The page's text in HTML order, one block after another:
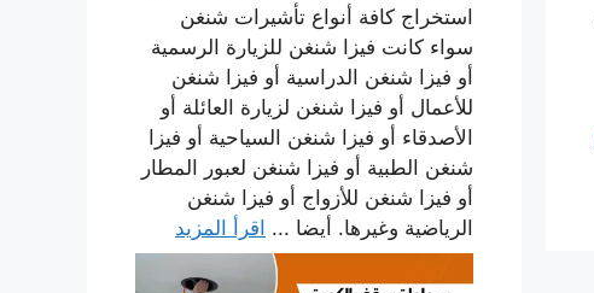
استخراج كافة أنواع تأشيرات شنغن
سواء كانت فيزا شنغن للزيارة الرسمية
أو فيزا شنغن الدراسية أو فيزا شنغن
للأعمال أو فيزا شنغن لزيارة العائلة أو
الأصدقاء أو فيزا شنغن السياحية أو فيزا
شنغن الطبية أو فيزا شنغن لعبور المطار
أو فيزا شنغن للأزواج أو فيزا شنغن
الرياضية وغيرها. أيضا ... اقرأ المزيد